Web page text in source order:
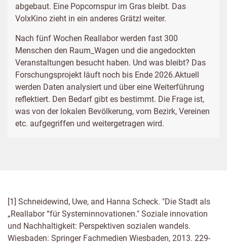
abgebaut. Eine Popcornspur im Gras bleibt. Das
VolxKino zieht in ein anderes Grätzl weiter.
Nach fünf Wochen Reallabor werden fast 300
Menschen den Raum_Wagen und die angedockten
Veranstaltungen besucht haben. Und was bleibt? Das
Forschungsprojekt läuft noch bis Ende 2026.Aktuell
werden Daten analysiert und über eine Weiterführung
reflektiert. Den Bedarf gibt es bestimmt. Die Frage ist,
was von der lokalen Bevölkerung, vom Bezirk, Vereinen
etc. aufgegriffen und weitergetragen wird.
[1] Schneidewind, Uwe, and Hanna Scheck. "Die Stadt als
„Reallabor “für Systeminnovationen." Soziale innovation
und Nachhaltigkeit: Perspektiven sozialen wandels.
Wiesbaden: Springer Fachmedien Wiesbaden, 2013. 229-